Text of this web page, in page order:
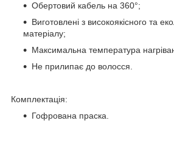
Обертовий кабель на 360°;
Виготовлені з високоякісного та
матеріалу;
Максимальна температура
Не прилипає до волосся.
Комплектація:
Гофрована праска.